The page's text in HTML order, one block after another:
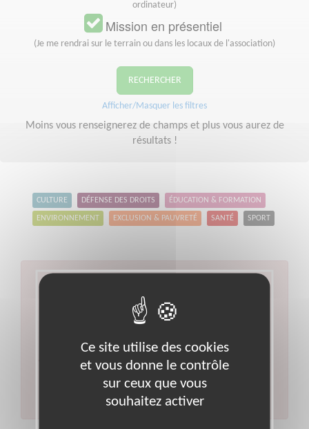
ordinateur)
Mission en présentiel
(Je me rendrai sur le terrain ou dans les locaux de l'association)
RECHERCHER
Afficher/Masquer les filtres
Moins vous renseignerez de champs et plus vous aurez de
résultats !
CULTURE DÉFENSE DES DROITS ÉDUCATION & FORMATION
ENVIRONNEMENT EXCLUSION & PAUVRETÉ SANTÉ SPORT
Aucun résultat pour votre
recherche
Enseignement, Formation
Code postal :49Ville :Maine-et-loire
Veuillez indiquer moins de critères et/ou remplacer
votre code postal par celui de votre département.
Effectuer une nouvelle recherche
Ce site utilise des cookies
et vous donne le contrôle
sur ceux que vous
souhaitez activer